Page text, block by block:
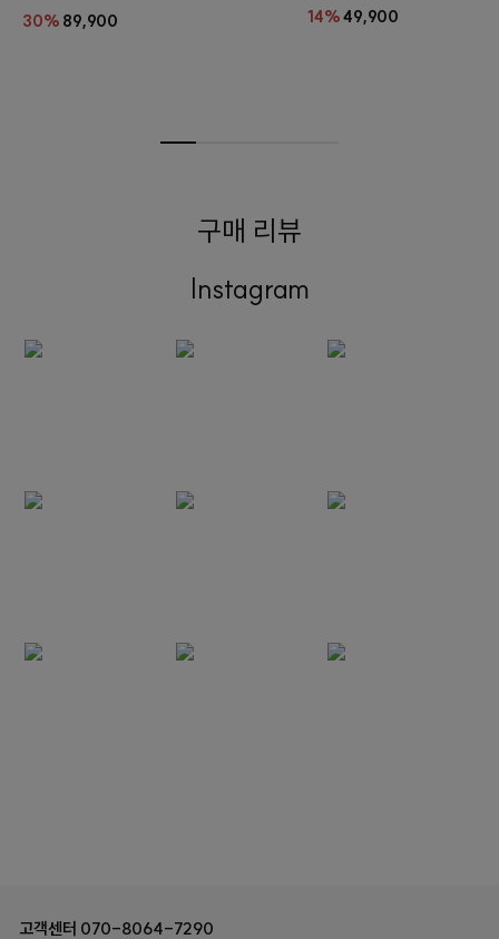
30% 89,900 14%49,900
구매 리뷰
Instagram
고객센터 070-8064-7290